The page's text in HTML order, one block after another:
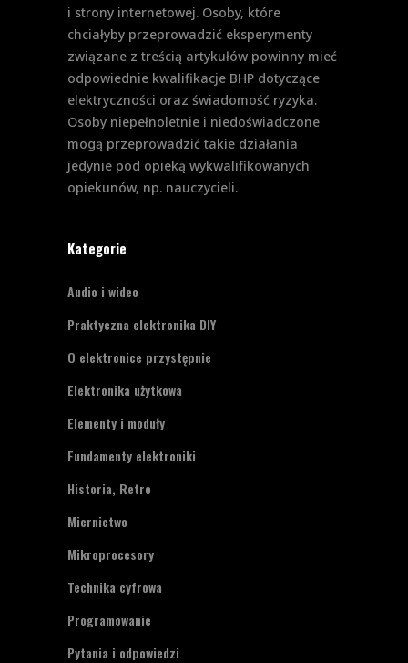
i strony internetowej. Osoby, które
chciałyby przeprowadzić eksperymenty
związane z treścią artykułów powinny mieć
odpowiednie kwalifikacje BHP dotyczące
elektryczności oraz świadomość ryzyka.
Osoby niepełnoletnie i niedoświadczone
mogą przeprowadzić takie działania
jedynie pod opieką wykwalifikowanych
opiekunów, np. nauczycieli.
Kategorie
Audio i wideo
Praktyczna elektronika DIY
O elektronice przystępnie
Elektronika użytkowa
Elementy i moduły
Fundamenty elektroniki
Historia, Retro
Miernictwo
Mikroprocesory
Technika cyfrowa
Programowanie
Pytania i odpowiedzi